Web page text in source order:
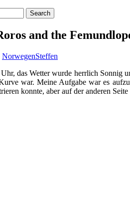
and the
NorwegenSteffen
das Wetter wurde herrlich Sonnig
war. Meine Aufgabe war es
konnte, aber auf der anderen